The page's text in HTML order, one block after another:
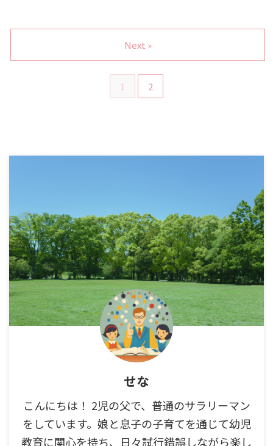
1 2
Next »
せな
こんにちは！ 2児の父で、普通のサラリーマン
をしています。娘と息子の子育てを通じて幼児
教育に関心を持ち、日々試行錯誤しながら楽し